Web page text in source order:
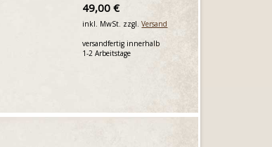
49,00 €
inkl. MwSt. zzgl.Versand
versandfertig innerhalb
1-2 Arbeitstage